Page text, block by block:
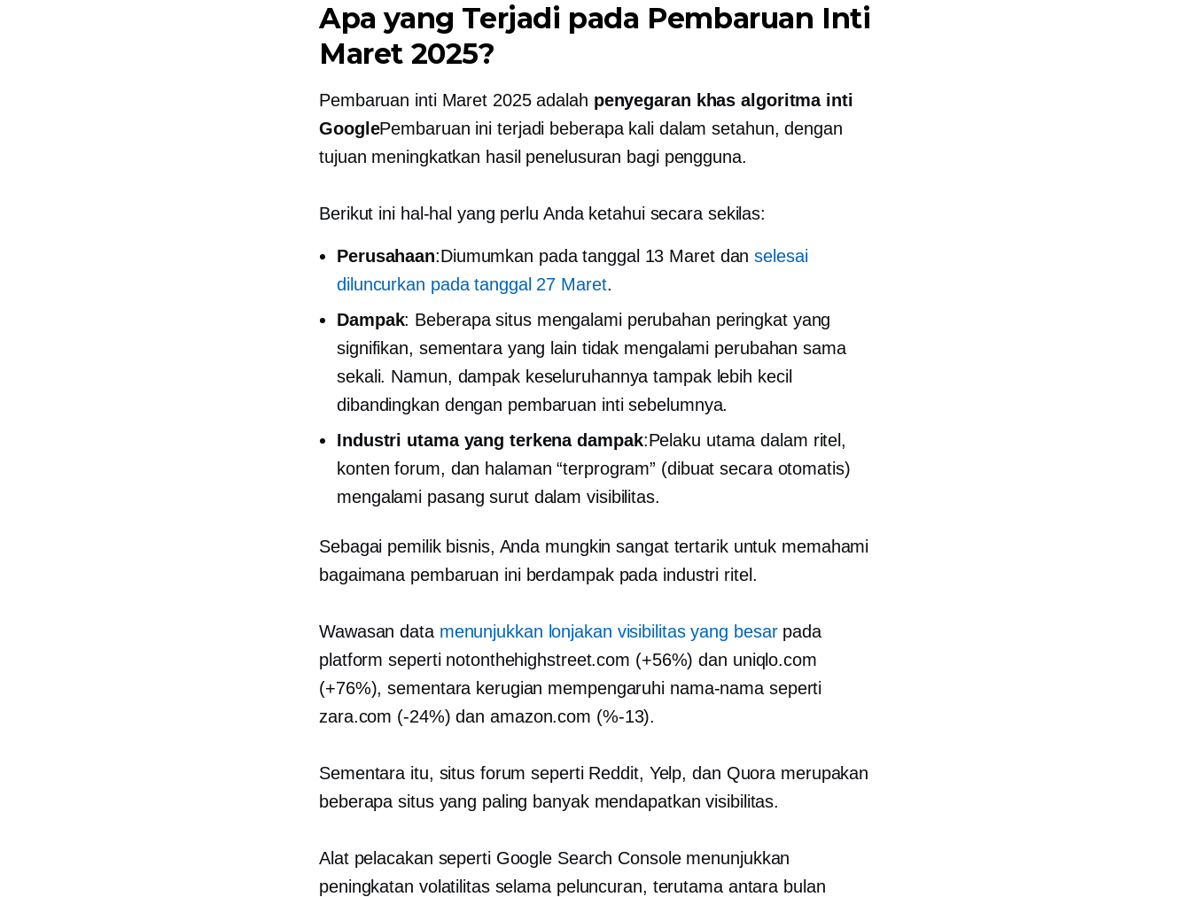
Apa yang Terjadi pada Pembaruan Inti
Maret 2025?
Pembaruan inti Maret 2025 adalah penyegaran khas algoritma inti
GooglePembaruan ini terjadi beberapa kali dalam setahun, dengan
tujuan meningkatkan hasil penelusuran bagi pengguna.
Berikut ini hal-hal yang perlu Anda ketahui secara sekilas:
Perusahaan:Diumumkan pada tanggal 13 Maret danselesai
diluncurkan pada tanggal 27 Maret.
Dampak: Beberapa situs mengalami perubahan peringkat yang
signifikan, sementara yang lain tidak mengalami perubahan sama
sekali. Namun, dampak keseluruhannya tampak lebih kecil
dibandingkan dengan pembaruan inti sebelumnya.
Industri utama yang terkena dampak:Pelaku utama dalam ritel,
konten forum, dan halaman “terprogram” (dibuat secara otomatis)
mengalami pasang surut dalam visibilitas.
Sebagai pemilik bisnis, Anda mungkin sangat tertarik untuk memahami
bagaimana pembaruan ini berdampak pada industri ritel.
Wawasan data menunjukkan lonjakan visibilitas yang besarpada
platform seperti notonthehighstreet.com (+56%) dan uniqlo.com
(+76%), sementara kerugian mempengaruhi nama-nama seperti
zara.com (-24%) dan amazon.com (%-13).
Sementara itu, situs forum seperti Reddit, Yelp, dan Quora merupakan
beberapa situs yang paling banyak mendapatkan visibilitas.
Alat pelacakan seperti Google Search Console menunjukkan
peningkatan volatilitas selama peluncuran, terutama antara bulan